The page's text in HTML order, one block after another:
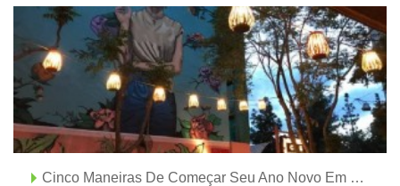
Cinco Maneiras De Começar Seu Ano Novo Em Santa Fé